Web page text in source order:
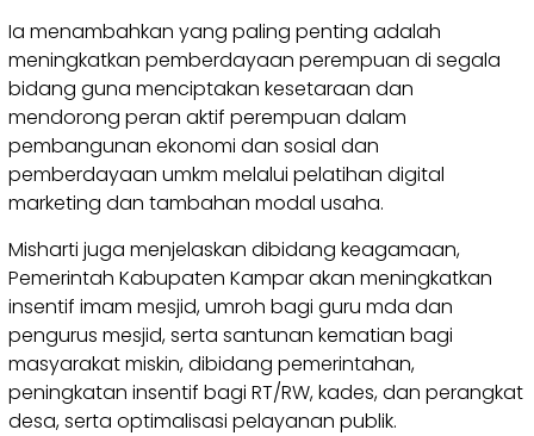
Ia menambahkan yang paling penting adalah
meningkatkan pemberdayaan perempuan di segala
bidang guna menciptakan kesetaraan dan
mendorong peran aktif perempuan dalam
pembangunan ekonomi dan sosial dan
pemberdayaan umkm melalui pelatihan digital
marketing dan tambahan modal usaha.
Misharti juga menjelaskan dibidang keagamaan,
Pemerintah Kabupaten Kampar akan meningkatkan
insentif imam mesjid, umroh bagi guru mda dan
pengurus mesjid, serta santunan kematian bagi
masyarakat miskin, dibidang pemerintahan,
peningkatan insentif bagi RT/RW, kades, dan perangkat
desa, serta optimalisasi pelayanan publik.